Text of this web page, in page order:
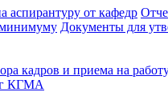
аспирантуру от кафедр
минимуму Документы для
кадров и приема на
КГМА